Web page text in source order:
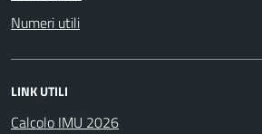
Numeri utili
LINK UTILI
Calcolo IMU 2026